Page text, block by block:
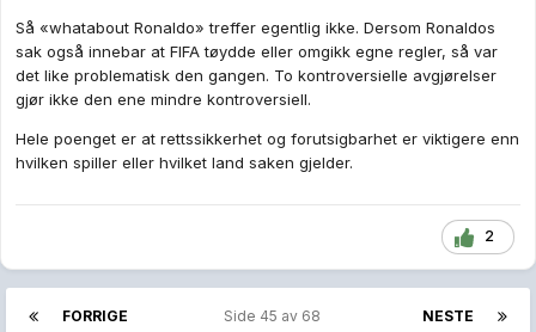
Så «whatabout Ronaldo» treffer egentlig ikke. Dersom Ronaldos
sak også innebar at FIFA tøydde eller omgikk egne regler, så var
det like problematisk den gangen. To kontroversielle avgjørelser
gjør ikke den ene mindre kontroversiell.
Hele poenget er at rettssikkerhet og forutsigbarhet er viktigere enn
hvilken spiller eller hvilket land saken gjelder.
2
FORRIGE NESTE
Side 45 av 68